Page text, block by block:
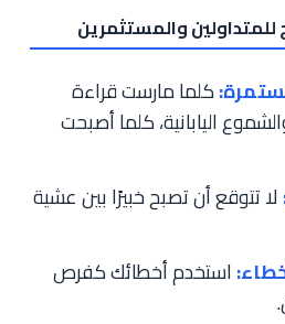
للمتداولين والمستثمرين
كلما مارست قراءة
اليابانية، كلما أصبحت
لا تتوقع أن تصبح خبيرًا بين عشية
استخدم أخطائك كفرص